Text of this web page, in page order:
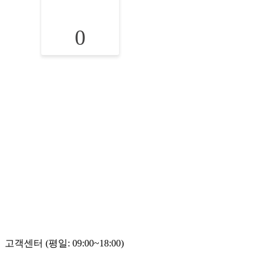
0
고객센터 (평일: 09:00~18:00)